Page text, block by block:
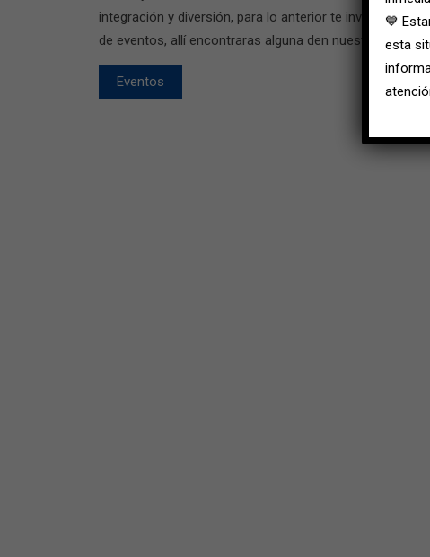
integración y diversión, para lo anterior te invitamos a
de eventos, allí encontraras alguna den nuestras
Eventos
💙
esta